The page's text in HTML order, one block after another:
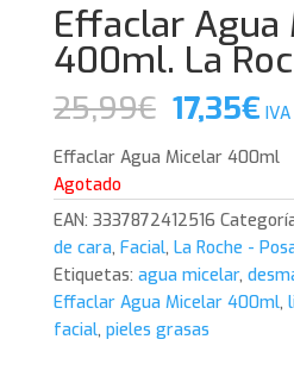
Effaclar Agua
400ml. La
25,99€ El
precio
original
era:
25,99€.
17,35€El
Effaclar Agua Micelar 400ml
Agotado
EAN: 3337872412516
de cara, Facial, La Roche -
Etiquetas: agua micelar,
Effaclar Agua Micelar 400ml,
facial, pieles grasas